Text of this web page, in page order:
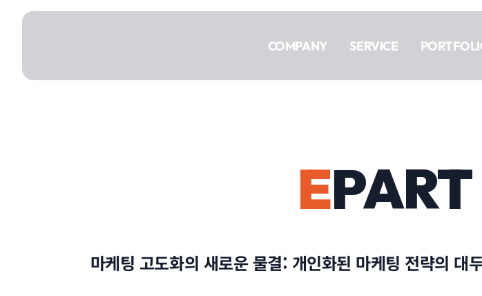
건너뛰기
COMPANY SERVICE
PORTFOLIO
EPART
마케팅 고도화의 새로운 물결: 개인화된 마케팅 전략의 대